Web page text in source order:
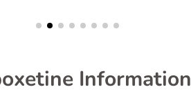
Information